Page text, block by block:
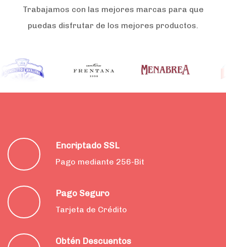
Trabajamos con las mejores marcas para que
puedas disfrutar de los mejores productos.
Encriptado SSL
Pago mediante 256-Bit
Pago Seguro
Tarjeta de Crédito
Obtén Descuentos